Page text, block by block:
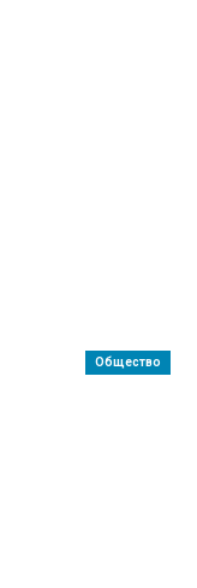
Общество